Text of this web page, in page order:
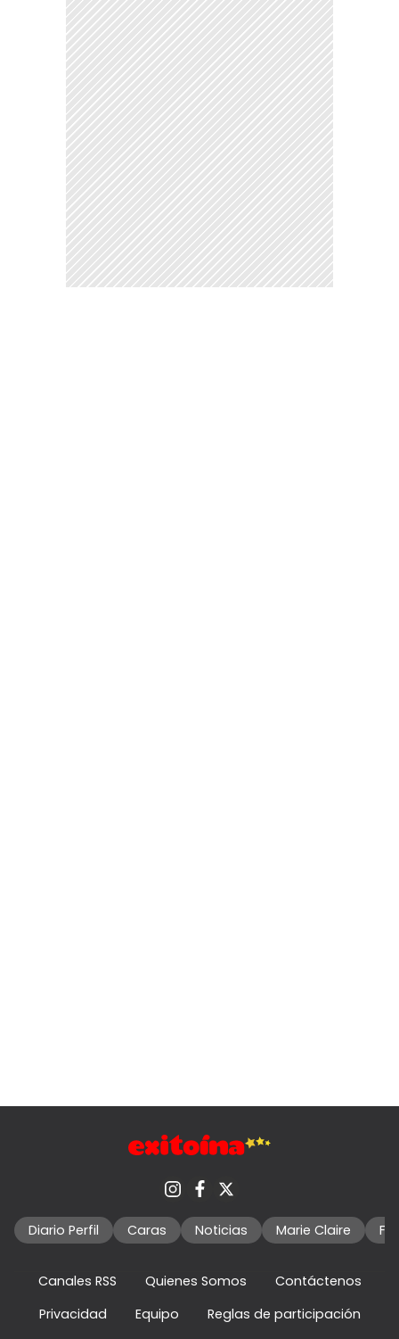
Diario Perfil Caras Noticias Marie Claire
Canales RSS Quienes Somos
Contáctenos
Privacidad
Equipo
Reglas de participación